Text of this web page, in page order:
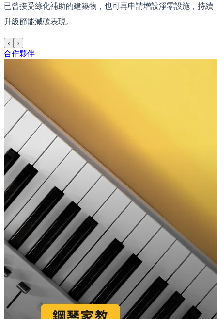
已曾接受綠化補助的建築物，也可再申請增設淨零設施，持續
升級節能減碳表現。
‹ ›
合作夥伴